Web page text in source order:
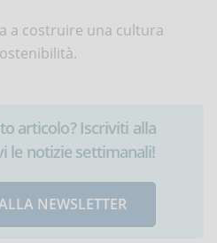
a costruire una cultura
articolo? Iscriviti alla
le notizie settimanali!
NEWSLETTER